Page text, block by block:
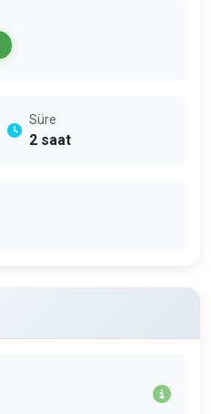
Süre
2 saat